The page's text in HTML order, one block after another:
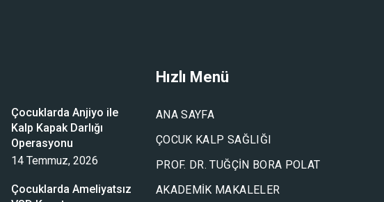
Çocuklarda Anjiyo ile
Kalp Kapak Darlığı
Operasyonu
14 Temmuz, 2026
Çocuklarda Ameliyatsız
Hızlı Menü
ANA SAYFA
ÇOCUK KALP SAĞLIĞI
PROF. DR. TUĞÇIN BORA POLAT
AKADEMIK MAKALELER